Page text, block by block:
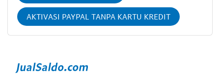
AKTIVASI PAYPAL TANPA KARTU KREDIT